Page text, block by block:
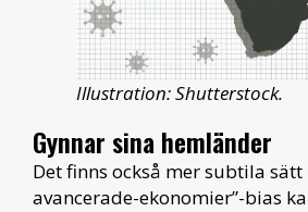
Illustration: Shutterstock.
Gynnar sina hemländer
Det finns också mer subtila sätt
avancerade-ekonomier”-bias